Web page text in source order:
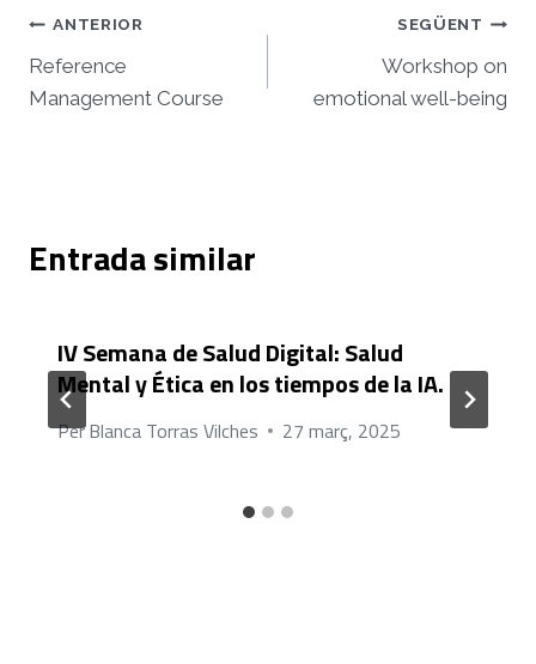
Navegació
d'entrades
ANTERIOR
Reference
Management Course
SEGÜENT
Workshop on
emotional well-being
Entrada similar
IV Semana de Salud Digital: Salud
Mental y Ética en los tiempos de la IA.
PerBlanca Torras Vilches 27 març, 2025